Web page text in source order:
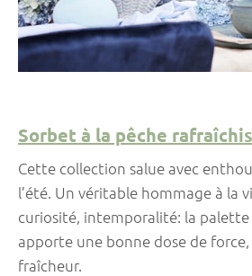
Sorbet à la pêche
Cette collection salue avec
l’été. Un véritable hommage à la
curiosité, intemporalité: la palette
apporte une bonne dose de
fraîcheur.